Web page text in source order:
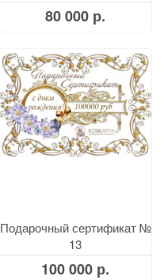
80 000 р.
Подарочный сертификат №
13
100 000 р.